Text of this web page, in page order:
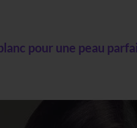
pour une peau